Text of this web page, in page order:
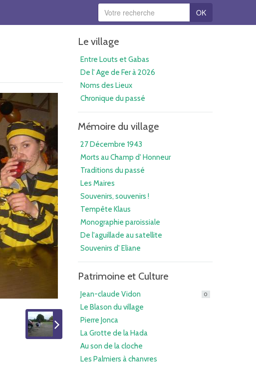
OK
Le village
Entre Louts et Gabas
De l' Age de Fer à 2026
Noms des Lieux
Chronique du passé
Mémoire du village
27 Décembre 1943
Morts au Champ d' Honneur
Traditions du passé
Les Maires
Souvenirs, souvenirs !
Tempête Klaus
Monographie paroissiale
De l'aguillade au satellite
Souvenirs d' Eliane
Patrimoine et Culture
Jean-claude Vidon 0
Le Blason du village
Pierre Jonca
La Grotte de la Hada
Au son de la cloche
Les Palmiers à chanvres